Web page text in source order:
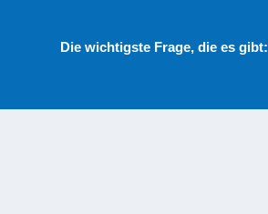
Die wichtigste Frage, die es